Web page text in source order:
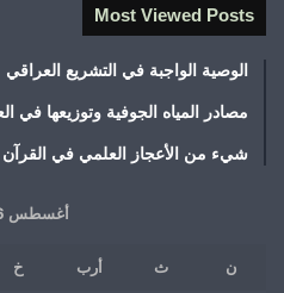
Most Viewed Posts
الوصية الواجبة في التشريع العراقي
مصادر المياه الجوفية وتوزيعها في
شيء من الأعجاز العلمي في
أغسطس 2026
ن ث أرب خ